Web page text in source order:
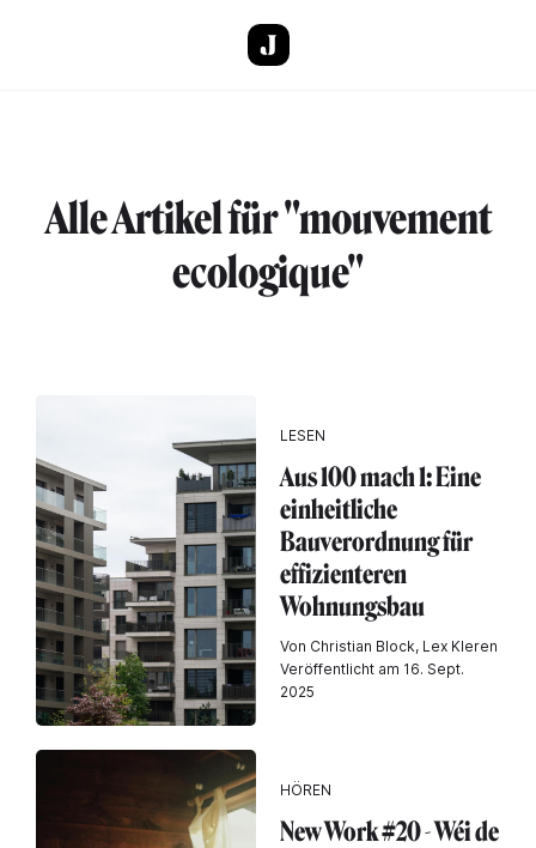
Alle Artikel für "mouvement
ecologique"
LESEN
Aus 100 mach 1: Eine
einheitliche
Bauverordnung für
effizienteren
Wohnungsbau
Von Christian Block, Lex Kleren
Veröffentlicht am 16. Sept.
2025
HÖREN
New Work #20 - Wéi de